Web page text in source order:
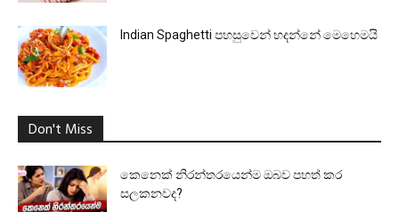
Indian Spaghetti පහසුවෙන් හදන්නේ මෙහෙමයි
Don't Miss
කෙනෙක් නිරන්තරයෙන්ම ඔබව පහත් කර
සලකනවද?